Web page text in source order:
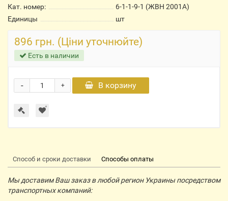
Кат. номер:
6-1-1-9-1 (ЖВН 2001А)
Единицы
шт
896 грн. (Ціни уточнюйте)
Есть в наличии
+
- В корзину
Способ и сроки доставки Способы оплаты
Мы доставим Ваш заказ в любой регион Украины посредством
транспортных компаний: